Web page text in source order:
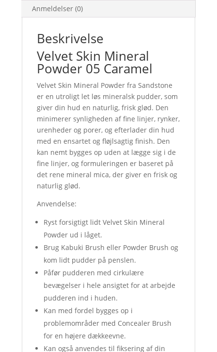
Anmeldelser (0)
Beskrivelse
Velvet Skin Mineral
Powder 05 Caramel
Velvet Skin Mineral Powder fra Sandstone
er en utroligt let løs mineralsk pudder, som
giver din hud en naturlig, frisk glød. Den
minimerer synligheden af fine linjer, rynker,
urenheder og porer, og efterlader din hud
med en ensartet og fløjlsagtig finish. Den
kan nemt bygges op uden at lægge sig i de
fine linjer, og formuleringen er baseret på
det rene mineral mica, der giver en frisk og
naturlig glød.
Anvendelse:
Ryst forsigtigt lidt Velvet Skin Mineral
Powder ud i låget.
Brug Kabuki Brush eller Powder Brush og
kom lidt pudder på penslen.
Påfør pudderen med cirkulære
bevægelser i hele ansigtet for at arbejde
pudderen ind i huden.
Kan med fordel bygges op i
problemområder med Concealer Brush
for en højere dækkeevne.
Kan også anvendes til fiksering af din